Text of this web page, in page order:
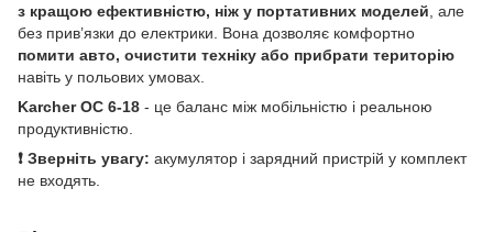
з кращою ефективністю, ніж у портативних моделей , але
без прив’язки до електрики. Вона дозволяє комфортно
помити авто, очистити техніку або прибрати територію
навіть у польових умовах.
Karcher OC 6-18 - це баланс між мобільністю і реальною
продуктивністю.
❗ Зверніть увагу: акумулятор і зарядний пристрій у комплект
не входять.